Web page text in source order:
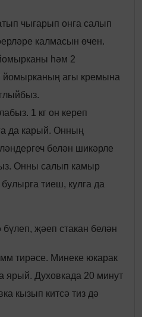
чыгарып онга салып
калмасын өчен.
һәм 2
агы кремына
1 кг он кереп
да карый. Онның
белән шикәрле
Онны салып камыр
тиеш, кулга да
җәеп стакан белән
тирәсе. Минеке юкарак
ярый. Духовкада 20 минут
кызып китсә тиз дә